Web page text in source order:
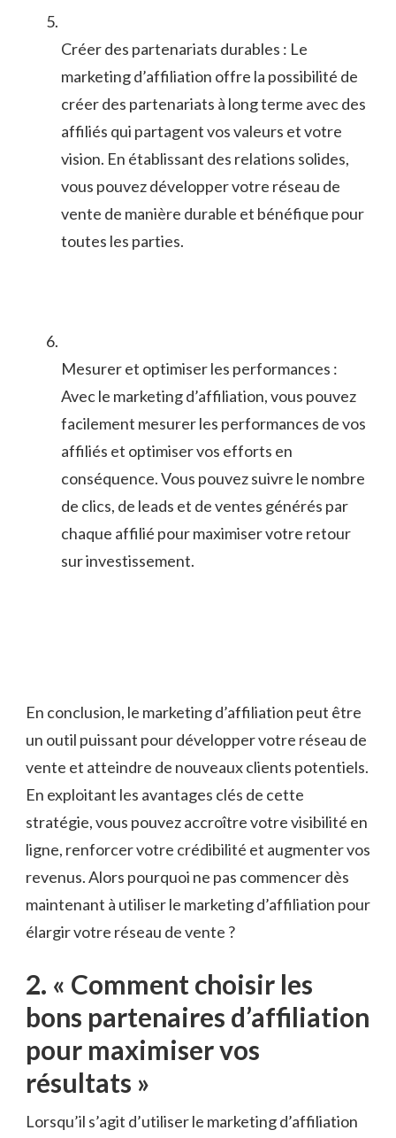
Créer des partenariats durables : Le
marketing d’affiliation offre la possibilité de
‍créer des ⁤partenariats à long terme avec des
affiliés qui‌ partagent vos valeurs et votre
vision. En établissant des relations solides,
vous⁤ pouvez⁤ développer votre réseau de
vente de ⁢manière durable et bénéfique pour
‍toutes les ⁤parties.
Mesurer et optimiser les performances :
Avec le marketing d’affiliation, vous pouvez
facilement mesurer les performances de vos
affiliés et optimiser vos efforts en
conséquence. Vous pouvez suivre le nombre
de clics, ⁤de leads et de ventes générés ⁢par
chaque affilié pour maximiser votre retour
sur⁣ investissement.
En conclusion, le marketing d’affiliation peut être
un outil puissant pour développer votre réseau de
vente et atteindre de nouveaux clients potentiels.
⁤En exploitant les avantages⁣ clés de cette
stratégie, vous ‌pouvez accroître votre visibilité en
ligne, renforcer votre crédibilité ⁢et augmenter vos
revenus. Alors pourquoi ne pas commencer dès
maintenant à utiliser le marketing d’affiliation pour
élargir votre réseau de ‌vente ?
2. « Comment choisir les‌
bons partenaires d’affiliation
pour maximiser vos
‍résultats »
Lorsqu’il ‍s’agit d’utiliser le marketing d’affiliation